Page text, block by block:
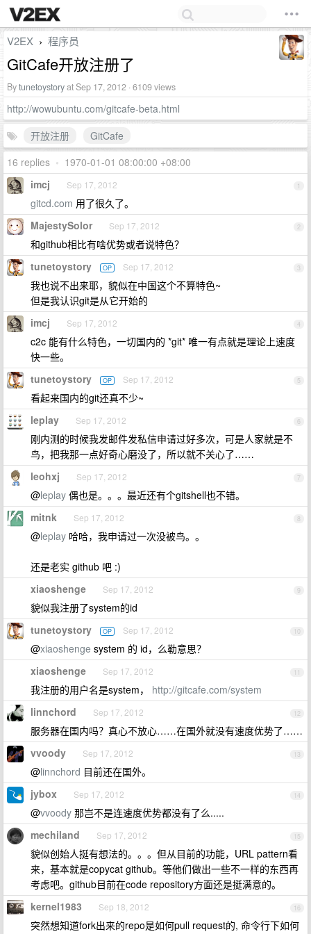
V2EX › 程序员
GitCafe开放注册了
Bytunetoystoryat Sep 17, 2012 · 6109 views
http://wowubuntu.com/gitcafe-beta.html
开放注册
GitCafe
16 replies • 1970-01-01 08:00:00 +08:00
1
imcj Sep 17, 2012
gitcd.com 用了很久了。
2
MajestySolor Sep 17, 2012
和github相比有啥优势或者说特色？
3
tunetoystory OP Sep 17, 2012
我也说不出来耶，貌似在中国这个不算特色~
但是我认识git是从它开始的
4
imcj Sep 17, 2012
c2c 能有什么特色，一切国内的 *git* 唯一有点就是理论上速度
快一些。
5
tunetoystory OP Sep 17, 2012
看起来国内的git还真不少~
6
leplay Sep 17, 2012
刚内测的时候我发邮件发私信申请过好多次，可是人家就是不
鸟，把我那一点好奇心磨没了，所以就不关心了……
7
leohxj Sep 17, 2012
@leplay 偶也是。。。最近还有个gitshell也不错。
8
mitnk Sep 17, 2012
@leplay 哈哈，我申请过一次没被鸟。。
还是老实 github 吧 :)
9
xiaoshenge Sep 17, 2012
貌似我注册了system的id
10
tunetoystory OP Sep 17, 2012
@xiaoshenge system 的 id，么勒意思？
11
xiaoshenge Sep 17, 2012
我注册的用户名是system， http://gitcafe.com/system
12
linnchord Sep 17, 2012
服务器在国内吗？真心不放心……在国外就没有速度优势了……
13
vvoody Sep 17, 2012
@linnchord 目前还在国外。
14
jybox Sep 17, 2012
@vvoody 那岂不是连速度优势都没有了么.....
15
mechiland Sep 17, 2012
貌似创始人挺有想法的。。。但从目前的功能，URL pattern看
来，基本就是copycat github。等他们做出一些不一样的东西再
考虑吧。github目前在code repository方面还是挺满意的。
16
kernel1983 Sep 18, 2012
突然想知道fork出来的repo是如何pull request的, 命令行下如何